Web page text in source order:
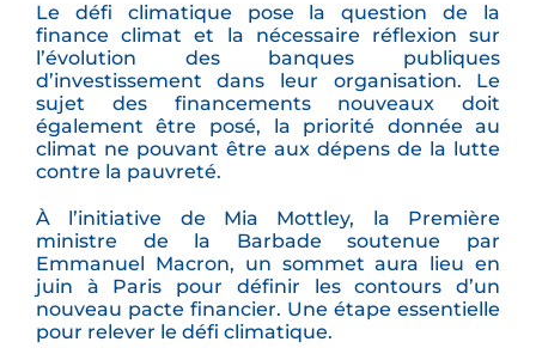
Le défi climatique pose la question de la
finance climat et la nécessaire réflexion sur
l’évolution des banques publiques
d’investissement dans leur organisation. Le
sujet des financements nouveaux doit
également être posé, la priorité donnée au
climat ne pouvant être aux dépens de la lutte
contre la pauvreté.
À l’initiative de Mia Mottley, la Première
ministre de la Barbade soutenue par
Emmanuel Macron, un sommet aura lieu en
juin à Paris pour définir les contours d’un
nouveau pacte financier. Une étape essentielle
pour relever le défi climatique.